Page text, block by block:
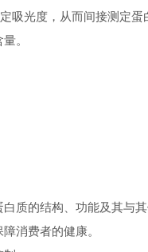
光度，从而间接测定蛋
。
的结构、功能及其与其
消费者的健康。